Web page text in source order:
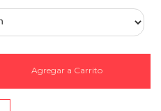
Agregar a Carrito